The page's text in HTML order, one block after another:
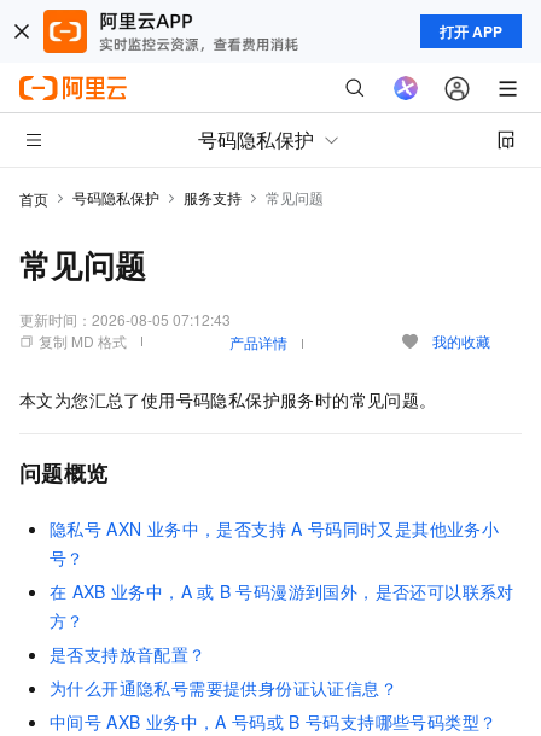
打开 APP
号码隐私保护
首页 号码隐私保护 服务支持 常见问题
常见问题
更新时间： 2026-08-05 07:12:43
复制 MD 格式
产品详情 我的收藏
本文为您汇总了使用号码隐私保护服务时的常见问题。
问题概览
隐私号 AXN 业务中，是否支持 A 号码同时又是其他业务小
号？
在 AXB 业务中，A 或 B 号码漫游到国外，是否还可以联系对
方？
是否支持放音配置？
为什么开通隐私号需要提供身份证认证信息？
中间号 AXB 业务中，A 号码或 B 号码支持哪些号码类型？